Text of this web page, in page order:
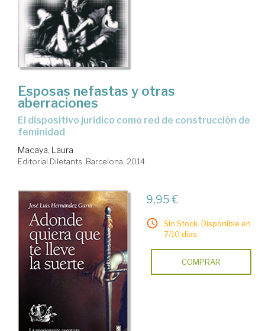
Esposas nefastas y otras
aberraciones
el dispositivo jurídico como red de construcción de
feminidad
Macaya, Laura
Editorial Diletants. Barcelona, 2014
9,95 €
Sin Stock. Disponible en
7/10 días.
COMPRAR